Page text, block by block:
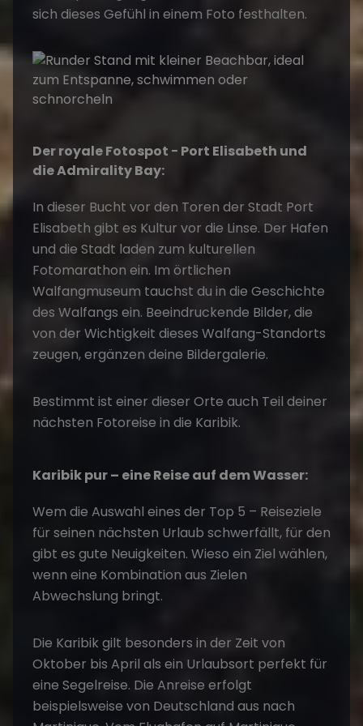
sich dieses Gefühl in einem Foto festhalten.
Der royale Fotospot − Port Elisabeth und
die Admirality Bay:
In dieser Bucht vor den Toren der Stadt Port
Elisabeth gibt es Kultur vor die Linse. Der Hafen
und die Stadt laden zum kulturellen
Fotomarathon ein. Im örtlichen
Walfangmuseum tauchst du in die Geschichte
des Walfangs ein. Beeindruckende Bilder, die
von der Wichtigkeit dieses Walfang-Standorts
zeugen, ergänzen deine Bildergalerie.
Bestimmt ist einer dieser Orte auch Teil deiner
nächsten Fotoreise in die Karibik.
Karibik pur – eine Reise auf dem Wasser:
Wem die Auswahl eines der Top 5 – Reiseziele
für seinen nächsten Urlaub schwerfällt, für den
gibt es gute Neuigkeiten. Wieso ein Ziel wählen,
wenn eine Kombination aus Zielen
Abwechslung bringt.
Die Karibik gilt besonders in der Zeit von
Oktober bis April als ein Urlaubsort perfekt für
eine Segelreise. Die Anreise erfolgt
beispielsweise von Deutschland aus nach